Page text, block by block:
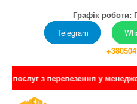
Графік роботи:
Telegram
у менеджера